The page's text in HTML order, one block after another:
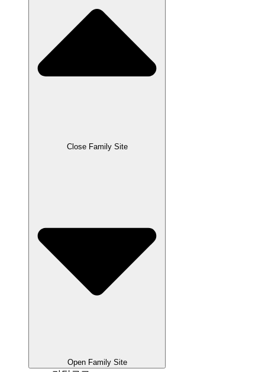
Close Family Site
Open Family Site